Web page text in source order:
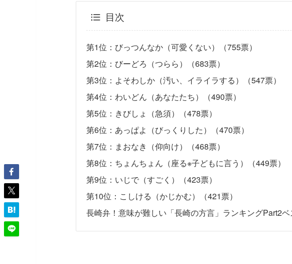
目次
第1位：びっつんなか（可愛くない）（755票）
第2位：びーどろ（つらら）（683票）
第3位：よそわしか（汚い、イライラする）（547票）
第4位：わいどん（あなたたち）（490票）
第5位：きびしょ（急須）（478票）
第6位：あっぱよ（びっくりした）（470票）
第7位：まおなき（仰向け）（468票）
第8位：ちょんちょん（座る※子どもに言う）（449票）
第9位：いじで（すごく）（423票）
第10位：こしける（かじかむ）（421票）
長崎弁！意味が難しい「長崎の方言」ランキングPart2